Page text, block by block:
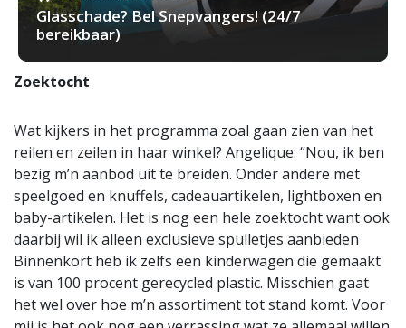
Glasschade? Bel Snepvangers! (24/7
bereikbaar)
Zoektocht
Wat kijkers in het programma zoal gaan zien van het
reilen en zeilen in haar winkel? Angelique: “Nou, ik ben
bezig m’n aanbod uit te breiden. Onder andere met
speelgoed en knuffels, cadeauartikelen, lightboxen en
baby-artikelen. Het is nog een hele zoektocht want ook
daarbij wil ik alleen exclusieve spulletjes aanbieden
Binnenkort heb ik zelfs een kinderwagen die gemaakt
is van 100 procent gerecycled plastic. Misschien gaat
het wel over hoe m’n assortiment tot stand komt. Voor